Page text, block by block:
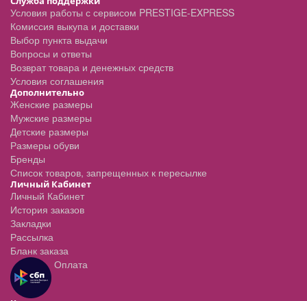
Условия работы с сервисом PRESTIGE-EXPRESS
Комиссия выкупа и доставки
Выбор пункта выдачи
Вопросы и ответы
Возврат товара и денежных средств
Условия соглашения
Дополнительно
Женские размеры
Мужские размеры
Детские размеры
Размеры обуви
Бренды
Список товаров, запрещенных к пересылке
Личный Кабинет
Личный Кабинет
История заказов
Закладки
Рассылка
Бланк заказа
Оплата